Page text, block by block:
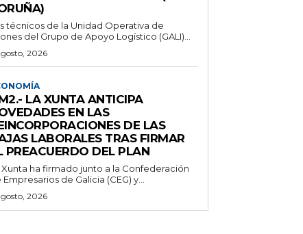
técnicos de la Unidad Operativa de
del Grupo de Apoyo Logístico (GALI)...
2026
LA XUNTA ANTICIPA
EN LAS
DE LAS
LABORALES TRAS FIRMAR
PREACUERDO DEL PLAN
Xunta ha firmado junto a la Confederación
Empresarios de Galicia (CEG) y...
2026